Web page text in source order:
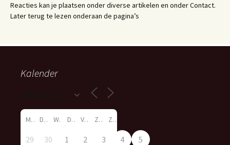
Reacties kan je plaatsen onder diverse artikelen en onder Contact.
Later terug te lezen onderaan de pagina’s
Kalender
M D W D V Z Z
29 30 1 2 3 4
5